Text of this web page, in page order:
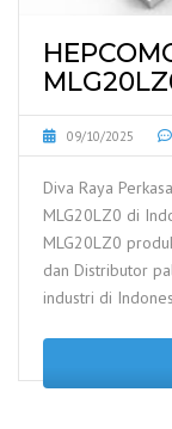
09/10/2025
Diva Raya
MLG20LZ0 di
MLG20LZ0
dan Distributor
industri di